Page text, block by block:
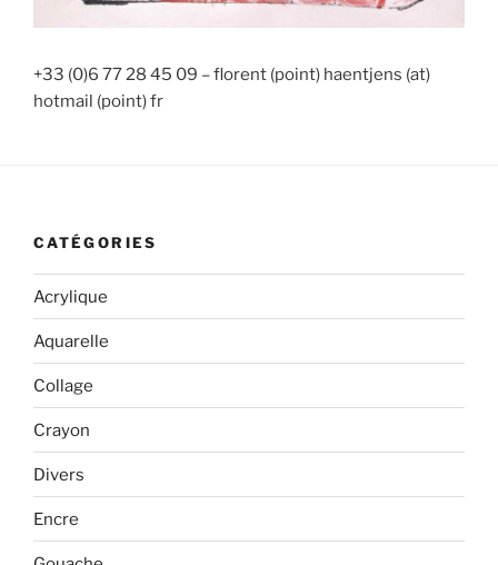
+33 (0)6 77 28 45 09 – florent (point) haentjens (at)
hotmail (point) fr
CATÉGORIES
Acrylique
Aquarelle
Collage
Crayon
Divers
Encre